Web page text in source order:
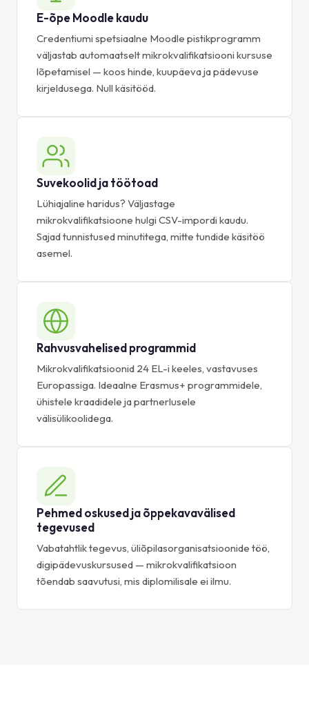
E-õpe Moodle kaudu
Credentiumi spetsiaalne Moodle pistikprogramm
väljastab automaatselt mikrokvalifikatsiooni kursuse
lõpetamisel — koos hinde, kuupäeva ja pädevuse
kirjeldusega. Null käsitööd.
Suvekoolid ja töötoad
Lühiajaline haridus? Väljastage
mikrokvalifikatsioone hulgi CSV-impordi kaudu.
Sajad tunnistused minutitega, mitte tundide käsitöö
asemel.
Rahvusvahelised programmid
Mikrokvalifikatsioonid 24 EL-i keeles, vastavuses
Europassiga. Ideaalne Erasmus+ programmidele,
ühistele kraadidele ja partnerlusele
välisülikoolidega.
Pehmed oskused ja õppekavavälised
tegevused
Vabatahtlik tegevus, üliõpilasorganisatsioonide töö,
digipädevuskursused — mikrokvalifikatsioon
tõendab saavutusi, mis diplomilisale ei ilmu.